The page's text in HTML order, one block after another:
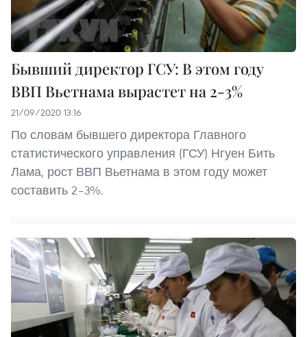
Бывший директор ГСУ: В этом году
ВВП Вьетнама вырастет на 2-3%
21/09/2020 13:16
По словам бывшего директора Главного
статистического управления (ГСУ) Нгуен Бить
Лама, рост ВВП Вьетнама в этом году может
составить 2–3%.